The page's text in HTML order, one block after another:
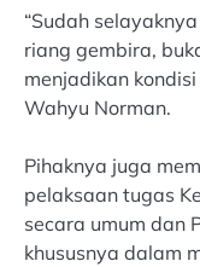
“Sudah
riang gembira,
menjadikan
Wahyu Norman.
Pihaknya juga
pelaksaan tugas
secara umum dan
khususnya dalam